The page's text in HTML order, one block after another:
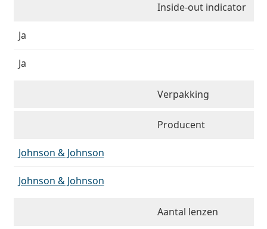
Inside-out indicator
Ja
Ja
Verpakking
Producent
Johnson & Johnson
Johnson & Johnson
Aantal lenzen